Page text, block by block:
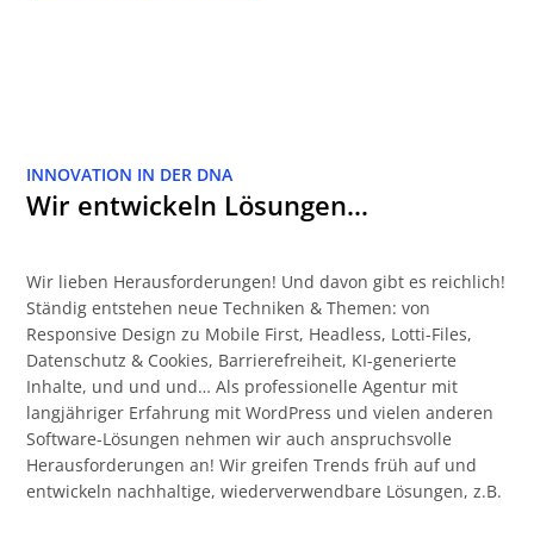
INNOVATION IN DER DNA
Wir entwickeln Lösungen…
Wir lieben Herausforderungen! Und davon gibt es reichlich!
Ständig entstehen neue Techniken & Themen: von
Responsive Design zu Mobile First, Headless, Lotti-Files,
Datenschutz & Cookies, Barrierefreiheit, KI-generierte
Inhalte, und und und… Als professionelle Agentur mit
langjähriger Erfahrung mit WordPress und vielen anderen
Software-Lösungen nehmen wir auch anspruchsvolle
Herausforderungen an! Wir greifen Trends früh auf und
entwickeln nachhaltige, wiederverwendbare Lösungen, z.B.